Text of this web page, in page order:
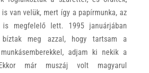
van velük, mert így a papírmunka, az
is megfelelő lett. 1995 januárjában
bíztak meg azzal, hogy tartsam a
adjam ki nekik a
már muszáj volt magyarul